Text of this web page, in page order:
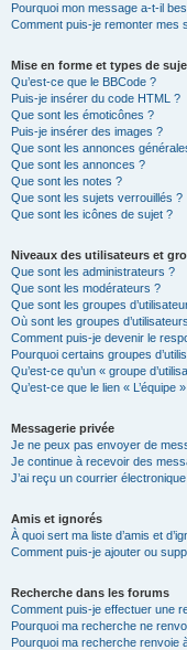
Pourquoi mon message a-t-il
Comment puis-je remonter mes
Mise en forme et types de
Qu’est-ce que le BBCode ?
Puis-je insérer du code HTML ?
Que sont les émoticônes ?
Puis-je insérer des images ?
Que sont les annonces
Que sont les annonces ?
Que sont les notes ?
Que sont les sujets verrouillés ?
Que sont les icônes de sujet ?
Niveaux des utilisateurs et
Que sont les administrateurs ?
Que sont les modérateurs ?
Que sont les groupes
Où sont les groupes
Comment puis-je devenir le
Pourquoi certains groupes
Qu’est-ce qu’un « groupe
Qu’est-ce que le lien « L’équipe
Messagerie privée
Je ne peux pas envoyer de
Je continue à recevoir des
J’ai reçu un courrier
Amis et ignorés
À quoi sert ma liste d’amis et
Comment puis-je ajouter ou
Recherche dans les forums
Comment puis-je effectuer une
Pourquoi ma recherche ne
Pourquoi ma recherche renvoie